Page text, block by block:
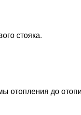
стояка.
отопления до